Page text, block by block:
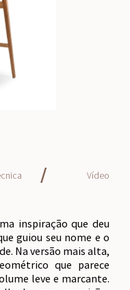
/ Vídeo
inspiração que deu
guiou seu nome e o
Na versão mais alta,
que parece
leve e marcante.